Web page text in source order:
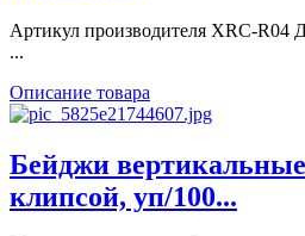
Артикул производителя XRC-R04
...
Описание товара
Бейджи вертикальные
клипсой, уп/100...